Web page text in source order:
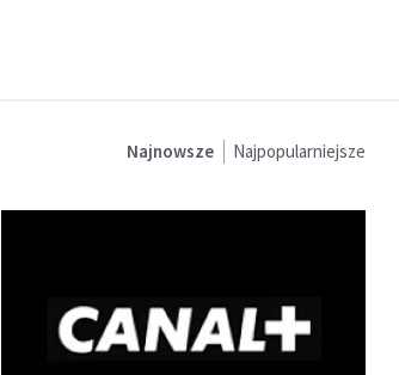
Najnowsze Najpopularniejsze